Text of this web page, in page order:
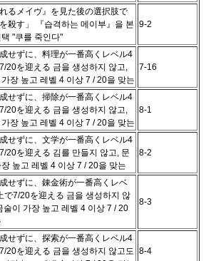
れるメイヴ』を見た後の選択肢で
殺す」
『습격하는 메이부』을 본
"쿠를 죽인다"
9-2
せずに、料理が一番高くレベル4
20を迎える 금을 생성하지 않고,
가장 높고 레벨 4 이상 7 / 20을 맞는
7-16
せずに、掃除が一番高くレベル4
20を迎える 금을 생성하지 않고,
장 높고 레벨 4 이상 7 / 20을 맞는
8-1
せずに、文学が一番高くレベル4
20を迎える 김를 만들지 않고, 문
높고 레벨 4 이상 7 / 20을 맞는
8-2
せずに、錬金術が一番高くレベ
で7/20を迎える 금을 생성하지 않
술이 가장 높고 레벨 4 이상 7 / 20
8-3
せずに、探索が一番高くレベル4
20を迎える 금을 생성하지 않고도
8-4